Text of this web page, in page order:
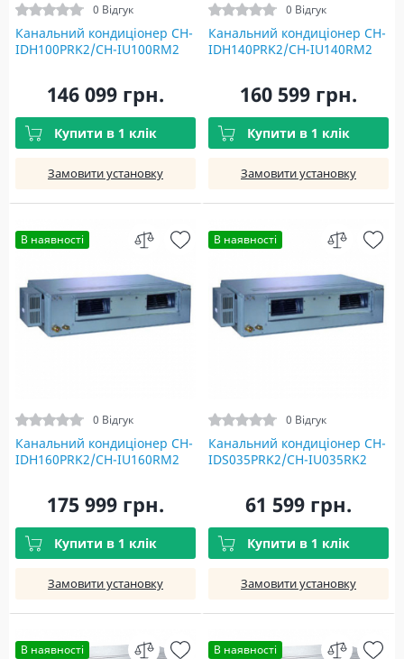
0 Відгук
Канальний кондиціонер CH-
IDH100PRK2/CH-IU100RM2
146 099 грн.
Купити в 1 клік
Замовити установку
0 Відгук
Канальний кондиціонер CH-
IDH140PRK2/CH-IU140RM2
160 599 грн.
Купити в 1 клік
Замовити установку
В наявності
0 Відгук
Канальний кондиціонер CH-
IDH160PRK2/CH-IU160RM2
175 999 грн.
Купити в 1 клік
Замовити установку
В наявності
0 Відгук
Канальний кондиціонер CH-
IDS035PRK2/CH-IU035RK2
61 599 грн.
Купити в 1 клік
Замовити установку
В наявності В наявності